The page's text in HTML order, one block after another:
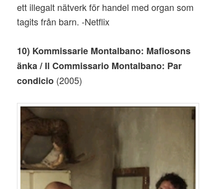
ett illegalt nätverk för handel med organ som
tagits från barn. -Netflix
10) Kommissarie Montalbano: Mafiosons
änka / Il Commissario Montalbano: Par
condicio (2005)